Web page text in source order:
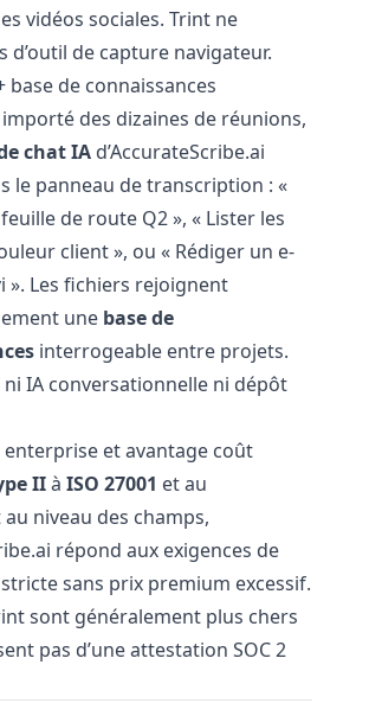
vidéos sociales. Trint ne
d’outil de capture navigateur.
base de connaissances
des dizaines de réunions,
chat IA d’AccurateScribe.ai
le panneau de transcription : «
de route Q2 », « Lister les
client », ou « Rédiger un e-
». Les fichiers rejoignent
une base de
interrogeable entre projets.
ni IA conversationnelle ni dépôt
enterprise et avantage coût
IIà ISO 27001 et au
niveau des champs,
répond aux exigences de
sans prix premium excessif.
sont généralement plus chers
pas d’une attestation SOC 2